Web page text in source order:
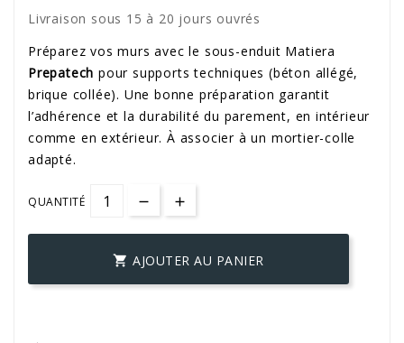
Livraison sous 15 à 20 jours ouvrés
Préparez vos murs avec le sous-enduit Matiera
Prepatech pour supports techniques (béton allégé,
brique collée). Une bonne préparation garantit
l’adhérence et la durabilité du parement, en intérieur
comme en extérieur. À associer à un mortier-colle
adapté.
QUANTITÉ
 AJOUTER AU PANIER